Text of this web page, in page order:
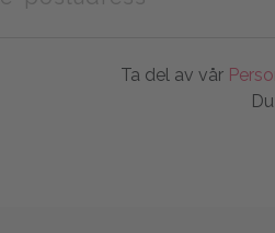
Ta del av vår